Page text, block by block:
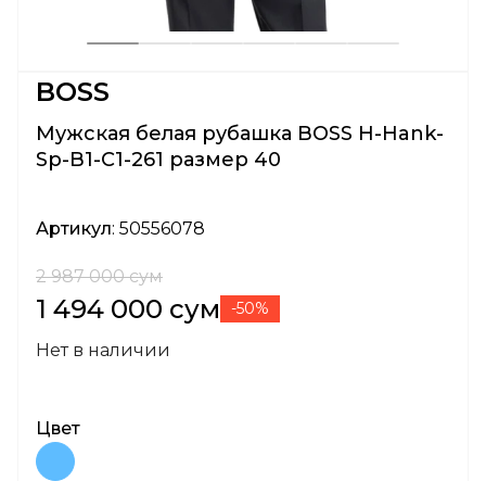
BOSS
Мужская белая рубашка BOSS H-Hank-
Sp-B1-C1-261 размер 40
Артикул: 50556078
2 987 000 сум
1 494 000 сум -50%
Нет в наличии
Цвет